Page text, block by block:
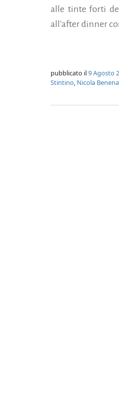
alle tinte forti
all'after dinner
pubblicato il9 Agosto
Stintino, Nicola